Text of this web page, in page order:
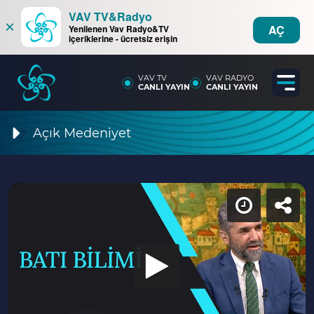
×
VAV TV&Radyo
Yenilenen Vav Radyo&TV
içeriklerine - ücretsiz erişin
AÇ
VAV TV
CANLI YAYIN
VAV RADYO
CANLI YAYIN
Açık Medeniyet